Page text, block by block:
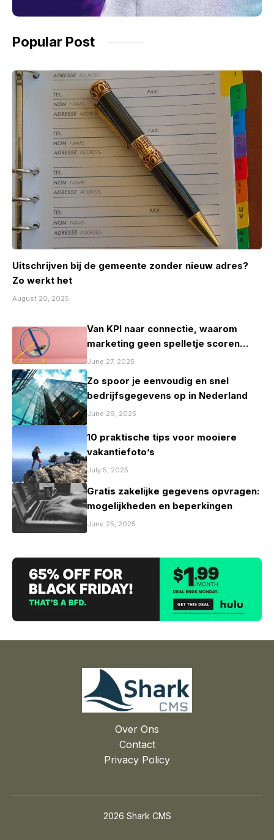
Popular Post
Uitschrijven bij de gemeente zonder nieuw adres?
Zo werkt het
August 20, 2025
Van KPI naar connectie, waarom
marketing geen spelletje scoren
mag zijn
June 27, 2025
Zo spoor je eenvoudig en snel
bedrijfsgegevens op in Nederland
June 29, 2025
10 praktische tips voor mooiere
vakantiefoto’s
July 5, 2025
Gratis zakelijke gegevens opvragen:
mogelijkheden en beperkingen
June 25, 2025
Over Ons
Contact
Privacy Policy
2026 Shark CMS